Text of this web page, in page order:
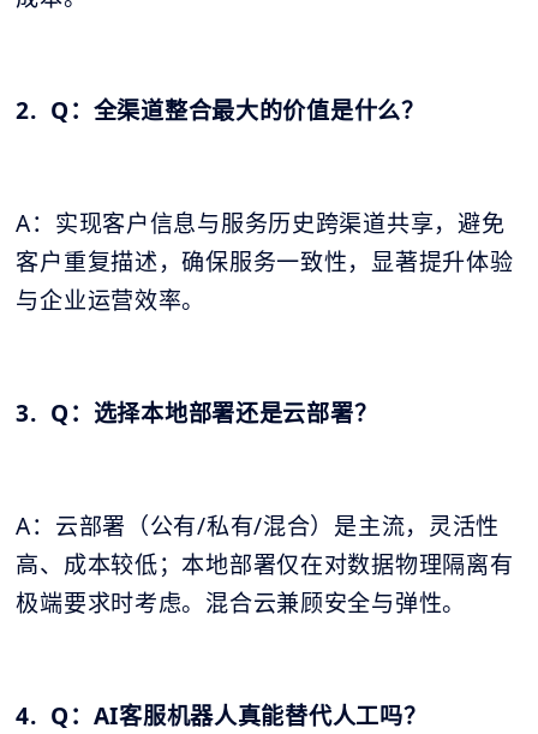
2. Q：全渠道整合最大的价值是什么？
A：实现客户信息与服务历史跨渠道共享，避免
客户重复描述，确保服务一致性，显著提升体验
与企业运营效率。
3. Q：选择本地部署还是云部署？
A：云部署（公有/私有/混合）是主流，灵活性
高、成本较低；本地部署仅在对数据物理隔离有
极端要求时考虑。混合云兼顾安全与弹性。
4. Q：AI客服机器人真能替代人工吗？